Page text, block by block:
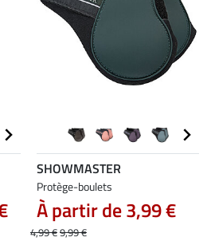
SHOWMASTER
Protège-boulets
À partir de 3,99 €
4,99 €9,99 €